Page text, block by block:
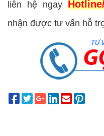
liên hệ ngay
nhận được tư vấn hỗ